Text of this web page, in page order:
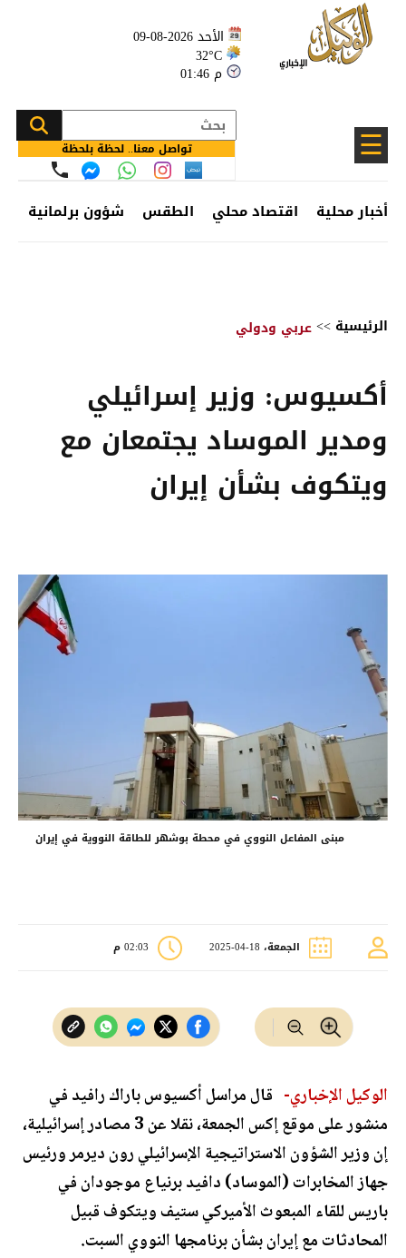
الأحد 2026-08-09
32°C
01:46 م
☰ تواصل معنا.. لحظة بلحظة
أخبار محلية اقتصاد محلي الطقس شؤون برلمانية
الرئيسية >>عربي ودولي
أكسيوس: وزير إسرائيلي
ومدير الموساد يجتمعان مع
ويتكوف بشأن إيران
مبنى المفاعل النووي في محطة بوشهر للطاقة النووية في إيران
الجمعة، 18-04-2025 02:03 م
الوكيل الإخباري- قال مراسل أكسيوس باراك رافيد في
منشور على موقع إكس الجمعة، نقلا عن 3 مصادر إسرائيلية،
إن وزير الشؤون الاستراتيجية الإسرائيلي رون ديرمر ورئيس
جهاز المخابرات (الموساد) دافيد برنياع موجودان في
باريس للقاء المبعوث الأميركي ستيف ويتكوف قبيل
المحادثات مع إيران بشأن برنامجها النووي السبت.